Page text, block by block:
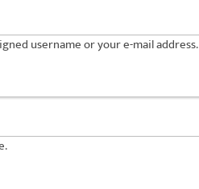
username or your e-mail address.